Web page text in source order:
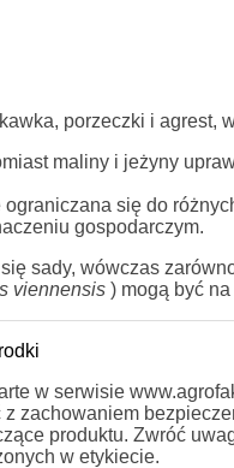
porzeczki i agrest,
maliny i jeżyny
ograniczana się do
gospodarczym.
sady, wówczas
viennensis ) mogą być
w serwisie
zachowaniem
produktu. Zwróć
w etykiecie.